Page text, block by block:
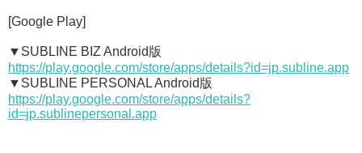
[Google Play]
▼SUBLINE BIZ Android版
https://play.google.com/store/apps/details?id=jp.subline.app
▼SUBLINE PERSONAL Android版
https://play.google.com/store/apps/details?
id=jp.sublinepersonal.app